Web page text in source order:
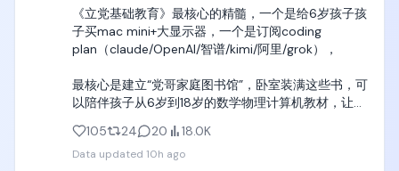
《立党基础教育》最核心的精髓，一个是给6岁孩子孩
子买mac mini+大显示器，一个是订阅coding
plan（claude/OpenAI/智谱/kimi/阿里/grok），
最核心是建立“党哥家庭图书馆”，卧室装满这些书，可
以陪伴孩子从6岁到18岁的数学物理计算机教材，让孩
能。 105 24 20 18.0K
Data updated 10h ago